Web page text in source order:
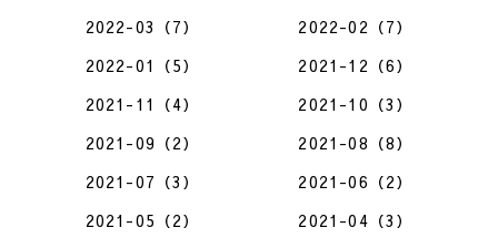
2022-03（7）
2022-02（7）
2022-01（5）
2021-12（6）
2021-11（4）
2021-10（3）
2021-09（2）
2021-08（8）
2021-07（3）
2021-06（2）
2021-05（2）
2021-04（3）